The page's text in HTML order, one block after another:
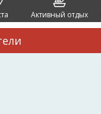
Активный отдых